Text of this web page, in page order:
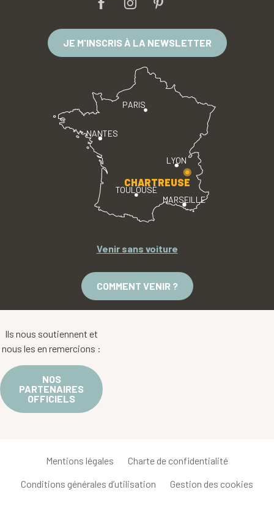
JE M'INSCRIS À LA NEWSLETTER
PARIS
LYON
TOULOUSE
MARSEILLE
NANTES
CHARTREUSE
Venir sans voiture
COMMENT VENIR ?
Ils nous soutiennent et
nous les en remercions :
NOS
PARTENAIRES
OFFICIELS
Mentions légales Charte de confidentialité
Conditions générales d’utilisation Gestion des cookies